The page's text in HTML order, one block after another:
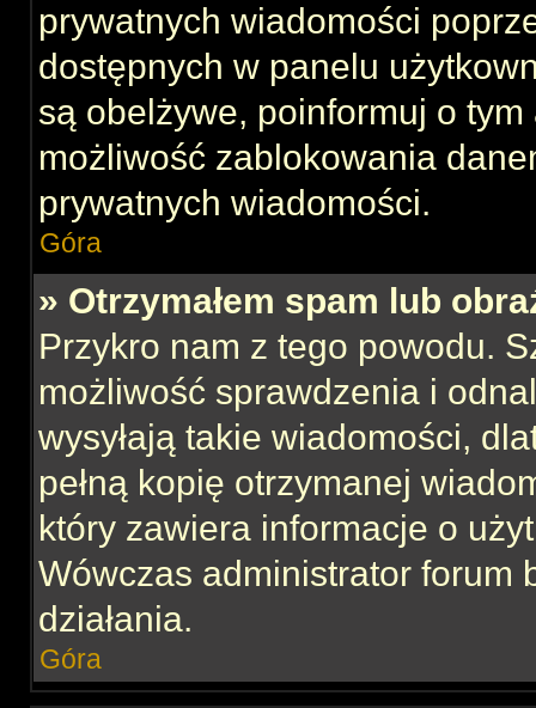
prywatnych wiadomości
dostępnych w panelu
są obelżywe, poinformuj o
możliwość zablokowania
prywatnych wiadomości.
Góra
» Otrzymałem spam lub
Przykro nam z tego powodu.
możliwość sprawdzenia i
wysyłają takie wiadomości,
pełną kopię otrzymanej
który zawiera informacje o
Wówczas administrator forum
działania.
Góra